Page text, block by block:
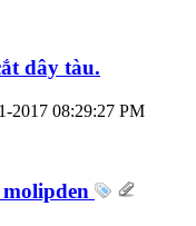
dây tàu.
2017 08:29:27 PM